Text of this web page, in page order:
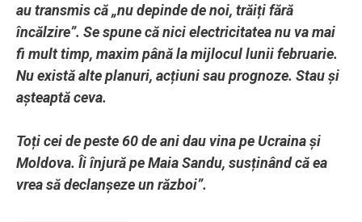
au transmis că „nu depinde de noi, trăiți fără
încălzire”. Se spune că nici electricitatea nu va mai
fi mult timp, maxim până la mijlocul lunii februarie.
Nu există alte planuri, acțiuni sau prognoze. Stau și
așteaptă ceva.
Toți cei de peste 60 de ani dau vina pe Ucraina și
Moldova. Îi înjură pe Maia Sandu, susținând că ea
vrea să declanșeze un război”.